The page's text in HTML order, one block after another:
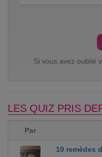
Si vous avez oublié
LES QUIZ PRIS
Par
10 remèdes